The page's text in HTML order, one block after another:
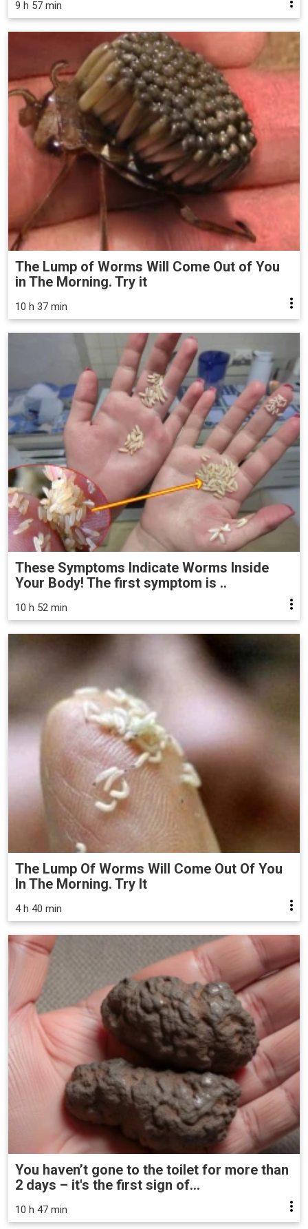
9 h 57 min
The Lump of Worms Will Come Out of You
in The Morning. Try it
10 h 37 min
These Symptoms Indicate Worms Inside
Your Body! The first symptom is ..
10 h 52 min
The Lump Of Worms Will Come Out Of You
In The Morning. Try It
4 h 40 min
You haven’t gone to the toilet for more than
2 days – it's the first sign of...
10 h 47 min